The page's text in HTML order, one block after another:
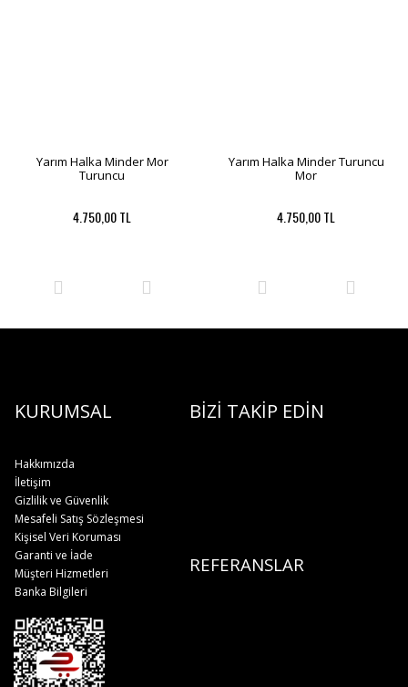
Yarım Halka Minder Mor
Turuncu
4.750,00 TL
Yarım Halka Minder Turuncu
Mor
4.750,00 TL
KURUMSAL BİZİ TAKİP EDİN
Hakkımızda
İletişim
Gizlilik ve Güvenlik
Mesafeli Satış Sözleşmesi
Kişisel Veri Koruması
REFERANSLAR
Garanti ve İade
Müşteri Hizmetleri
Banka Bilgileri